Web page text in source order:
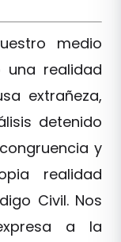
medio
una realidad
extrañeza,
detenido
y
realidad
Civil. Nos
a la